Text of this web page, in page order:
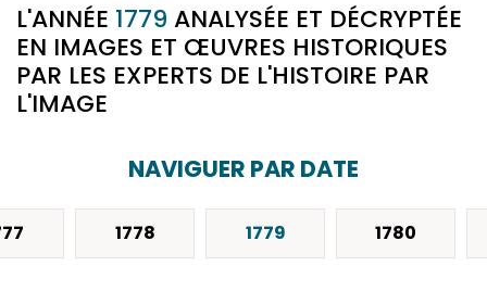
L'ANNÉE 1779 ANALYSÉE ET DÉCRYPTÉE
EN IMAGES ET ŒUVRES HISTORIQUES
PAR LES EXPERTS DE L'HISTOIRE PAR
L'IMAGE
NAVIGUER PAR DATE
1778 1779 1780